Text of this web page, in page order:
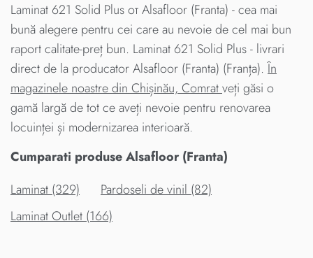
Laminat 621 Solid Plus от Alsafloor (Franta) - cea mai
bună alegere pentru cei care au nevoie de cel mai bun
raport calitate-preț bun. Laminat 621 Solid Plus - livrari
direct de la producator Alsafloor (Franta) (Franța).În
magazinele noastre din Chișinău, Comratveți găsi o
gamă largă de tot ce aveți nevoie pentru renovarea
locuinței și modernizarea interioară.
Cumparati produse Alsafloor (Franta)
Laminat (329)
Pardoseli de vinil (82)
Laminat Outlet (166)